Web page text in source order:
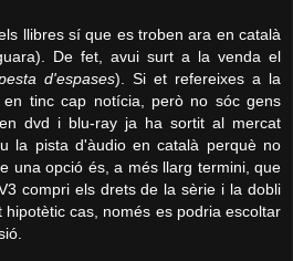
llibres sí que es troben ara en català
De fet, avui surt a la venda el
d'espases). Si et refereixes a la
tinc cap notícia, però no sóc gens
dvd i blu-ray ja ha sortit al mercat
la pista d'àudio en català perquè no
una opció és, a més llarg termini, que
compri els drets de la sèrie i la dobli
hipotètic cas, només es podria escoltar